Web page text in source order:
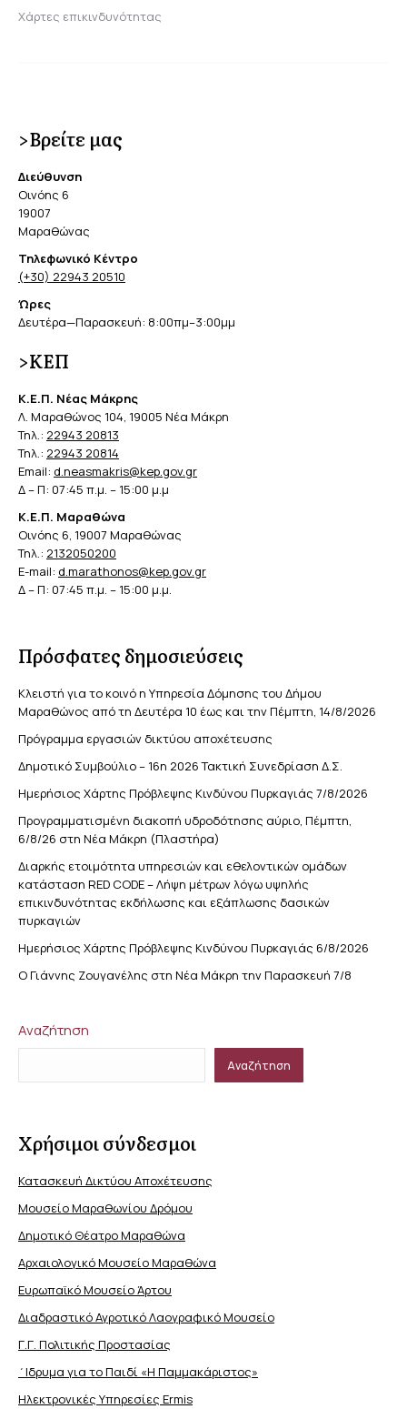
Χάρτες επικινδυνότητας
>Βρείτε μας
Διεύθυνση
Οινόης 6
19007
Μαραθώνας
Τηλεφωνικό Κέντρο
(+30) 22943 20510
Ώρες
Δευτέρα—Παρασκευή: 8:00πμ–3:00μμ
>ΚΕΠ
Κ.Ε.Π. Νέας Μάκρης
Λ. Μαραθώνος 104, 19005 Νέα Μάκρη
Τηλ.: 22943 20813
Τηλ.: 22943 20814
Email: d.neasmakris@kep.gov.gr
Δ – Π: 07:45 π.μ. – 15:00 μ.μ
Κ.Ε.Π. Μαραθώνα
Οινόης 6, 19007 Μαραθώνας
Τηλ.: 2132050200
E-mail: d.marathonos@kep.gov.gr
Δ – Π: 07:45 π.μ. – 15:00 μ.μ.
Πρόσφατες δημοσιεύσεις
Κλειστή για το κοινό η Υπηρεσία Δόμησης του Δήμου
Μαραθώνος από τη Δευτέρα 10 έως και την Πέμπτη, 14/8/2026
Πρόγραμμα εργασιών δικτύου αποχέτευσης
Δημοτικό Συμβούλιο – 16η 2026 Τακτική Συνεδρίαση Δ.Σ.
Ημερήσιος Χάρτης Πρόβλεψης Κινδύνου Πυρκαγιάς 7/8/2026
Προγραμματισμένη διακοπή υδροδότησης αύριο, Πέμπτη,
6/8/26 στη Νέα Μάκρη (Πλαστήρα)
Διαρκής ετοιμότητα υπηρεσιών και εθελοντικών ομάδων
κατάσταση RED CODE – Λήψη μέτρων λόγω υψηλής
επικινδυνότητας εκδήλωσης και εξάπλωσης δασικών
πυρκαγιών
Ημερήσιος Χάρτης Πρόβλεψης Κινδύνου Πυρκαγιάς 6/8/2026
Ο Γιάννης Ζουγανέλης στη Νέα Μάκρη την Παρασκευή 7/8
Αναζήτηση
Αναζήτηση
Χρήσιμοι σύνδεσμοι
Κατασκευή Δικτύου Αποχέτευσης
Μουσείο Μαραθωνίου Δρόμου
Δημοτικό Θέατρο Μαραθώνα
Αρχαιολογικό Μουσείο Μαραθώνα
Ευρωπαϊκό Μουσείο Άρτου
Διαδραστικό Αγροτικό Λαογραφικό Μουσείο
Γ.Γ. Πολιτικής Προστασίας
΄Ιδρυμα για το Παιδί «Η Παμμακάριστος»
Ηλεκτρονικές Υπηρεσίες Ermis